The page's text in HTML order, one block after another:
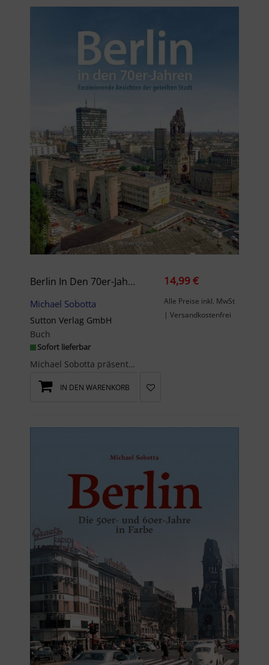
Berlin In Den 70er-Jahren
Michael Sobotta
Sutton Verlag GmbH
Buch
Sofort lieferbar
Michael Sobotta präsentiert rund 150 faszinierende und großteils unveröffentlichte Farbdias aus d...
14,99 €
Alle Preise inkl. MwSt
| Versandkostenfrei
IN DEN WARENKORB